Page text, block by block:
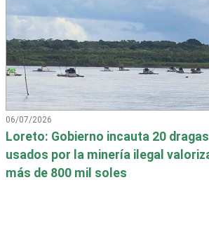
06/07/2026
Loreto: Gobierno incauta 20
usados por la minería ilegal
más de 800 mil soles